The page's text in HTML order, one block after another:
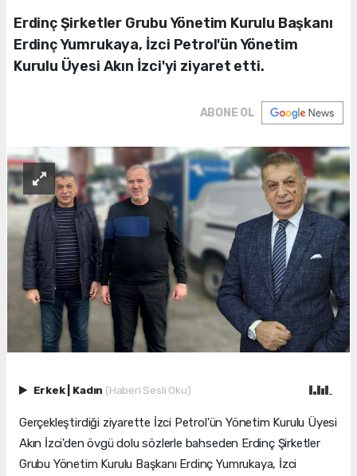
Erdinç Şirketler Grubu Yönetim Kurulu Başkanı
Erdinç Yumrukaya, İzci Petrol'ün Yönetim
Kurulu Üyesi Akın İzci'yi ziyaret etti.
ABONE OL
Erkek Kadın (Haberi Sesli Oku)
Gerçekleştirdiği ziyarette İzci Petrol'ün Yönetim Kurulu Üyesi
Akın İzci'den övgü dolu sözlerle bahseden Erdinç Şirketler
Grubu Yönetim Kurulu Başkanı Erdinç Yumrukaya, İzci